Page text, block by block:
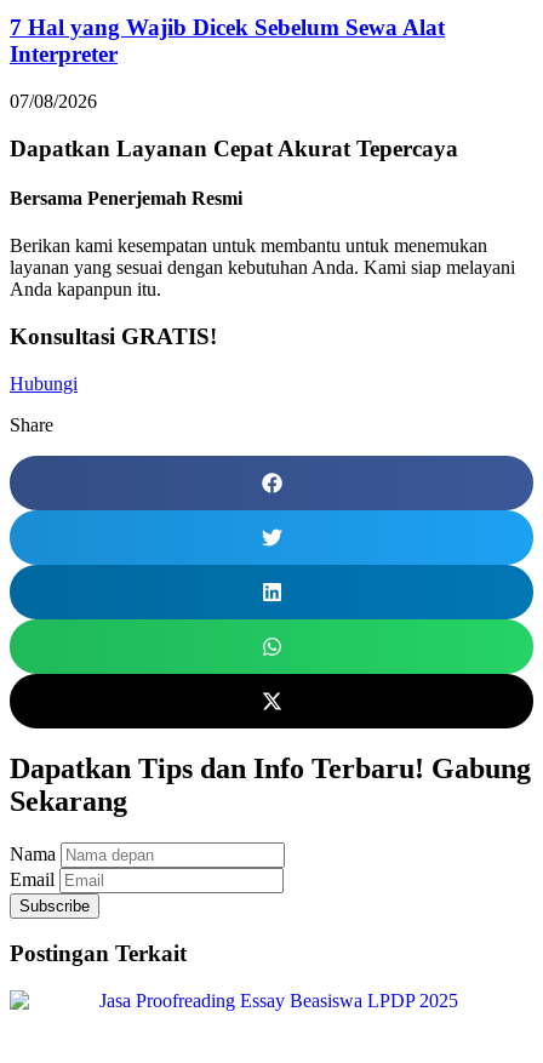
7 Hal yang Wajib Dicek Sebelum Sewa Alat
Interpreter
07/08/2026
Dapatkan Layanan Cepat Akurat Tepercaya
Bersama Penerjemah Resmi
Berikan kami kesempatan untuk membantu untuk menemukan
layanan yang sesuai dengan kebutuhan Anda. Kami siap melayani
Anda kapanpun itu.
Konsultasi GRATIS!
Hubungi
Share
Dapatkan Tips dan Info Terbaru! Gabung
Sekarang
Nama
Email
Subscribe
Postingan Terkait